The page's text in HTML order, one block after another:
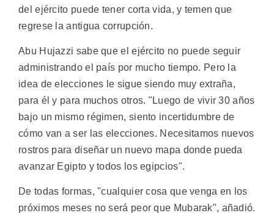
del ejército puede tener corta vida, y temen que
regrese la antigua corrupción.
Abu Hujazzi sabe que el ejército no puede seguir
administrando el país por mucho tiempo. Pero la
idea de elecciones le sigue siendo muy extraña,
para él y para muchos otros. "Luego de vivir 30 años
bajo un mismo régimen, siento incertidumbre de
cómo van a ser las elecciones. Necesitamos nuevos
rostros para diseñar un nuevo mapa donde pueda
avanzar Egipto y todos los egipcios".
De todas formas, "cualquier cosa que venga en los
próximos meses no será peor que Mubarak", añadió.